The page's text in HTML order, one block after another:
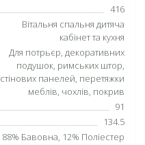
416
Вітальня спальня дитяча
кабінет та кухня
Для потрьєр, декоративних
подушок, римських штор,
стінових панелей, перетяжки
меблів, чохлів, покрив
91
134.5
88% Бавовна, 12% Поліестер